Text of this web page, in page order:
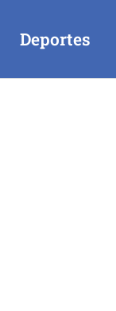
Deportes